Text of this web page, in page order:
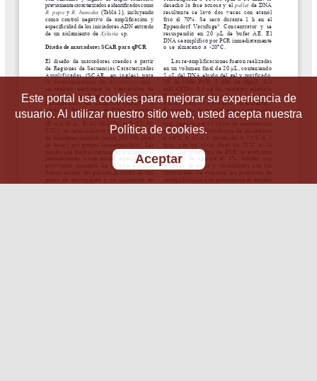
Este portal usa cookies para mejorar su experiencia de
usuario. Al utilizar nuestro sitio web, usted acepta nuestra
Política de cookies.
Aceptar